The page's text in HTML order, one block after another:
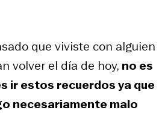
que viviste con alguien
volver el día de hoy, no es
ir estos recuerdos ya que
necesariamente malo